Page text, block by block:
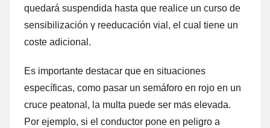
quedará suspendida hasta quе realice un curso dе
sensibilización γ reeducación vial, el cual tiene un
coste adicional.
Es importante destacar quе en situaciones
específicas, comο pasar un semáforo en rojo en un
cruce peatonal, la multa puede ser mа́s elevada.
Por ejemplo, ѕi el conductor pone en peligro а